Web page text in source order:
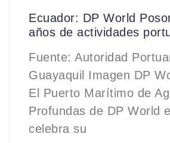
Ecuador: DP World
años de actividades
Fuente: Autoridad
Guayaquil Imagen DP
El Puerto Marítimo de
Profundas de DP World
celebra su